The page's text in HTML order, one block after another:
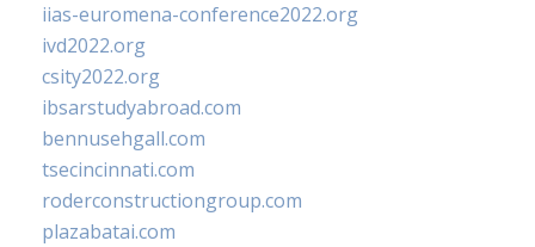
iias-euromena-conference2022.org
ivd2022.org
csity2022.org
ibsarstudyabroad.com
bennusehgall.com
tsecincinnati.com
roderconstructiongroup.com
plazabatai.com